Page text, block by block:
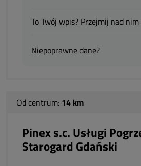
To Twój wpis? Przejmij nad
Niepoprawne dane?
Od centrum: 14 km
Pinex s.c. Usługi
Starogard Gdański